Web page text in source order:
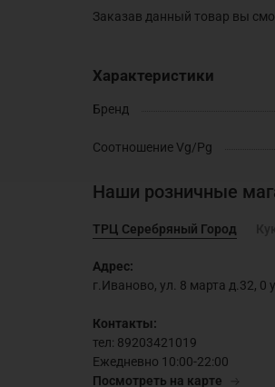
Заказав данный товар вы
Характеристики
Бренд
Соотношение Vg/Pg
Наши розничные
ТРЦ Серебряный Город
Адрес:
г.Иваново, ул. 8 марта д.32, 0
Контакты:
тел: 89203421019
Ежедневно 10:00-22:00
Посмотреть на карте